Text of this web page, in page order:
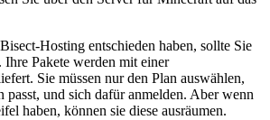
Hosting entschieden haben, sollte Sie
Ihre Pakete werden mit einer
Sie müssen nur den Plan auswählen,
passt, und sich dafür anmelden. Aber wenn
haben, können sie diese ausräumen.